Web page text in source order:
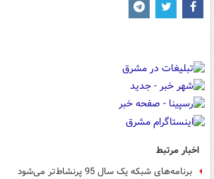
اخبار مرتبط
برنامه‌های شبکه یک سال 95 پرنشاط‌‌تر می‌شود